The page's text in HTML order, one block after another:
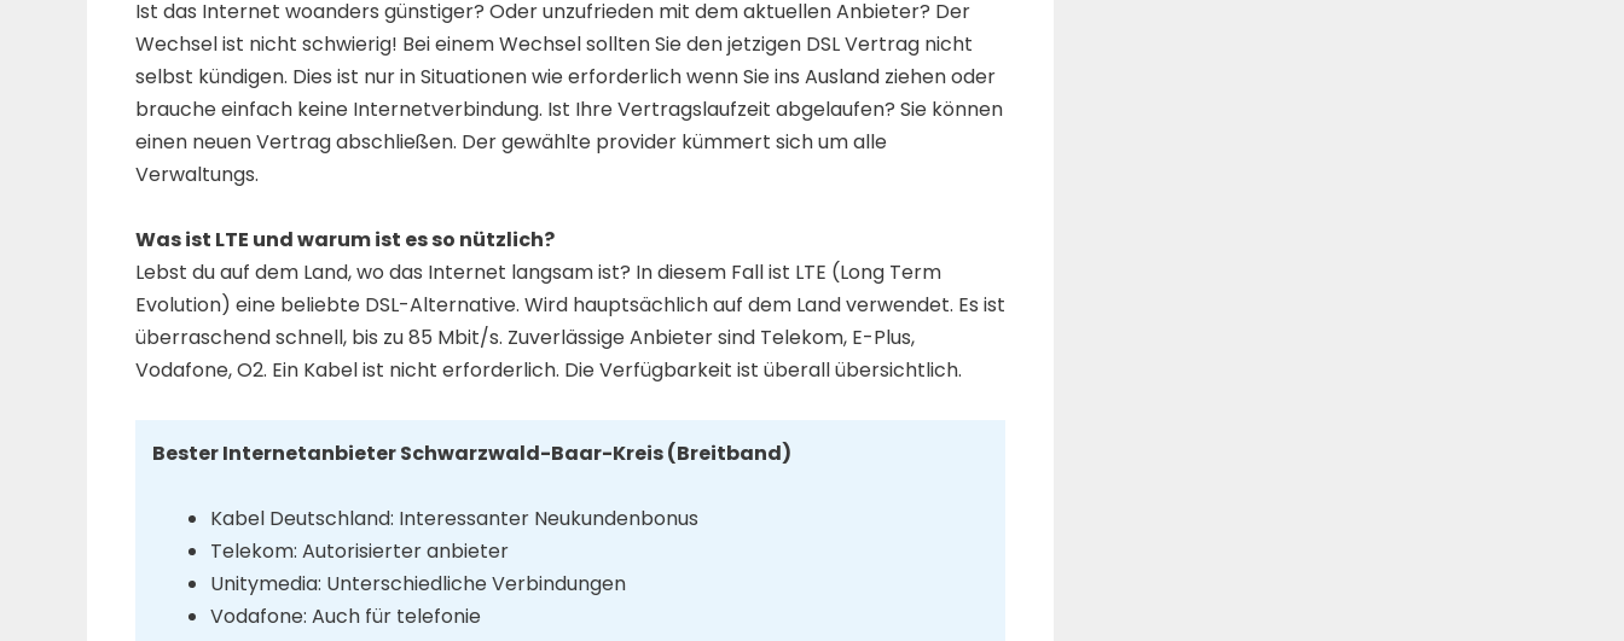
Ist das Internet woanders günstiger? Oder unzufrieden mit dem aktuellen Anbieter? Der
Wechsel ist nicht schwierig! Bei einem Wechsel sollten Sie den jetzigen DSL Vertrag nicht
selbst kündigen. Dies ist nur in Situationen wie erforderlich wenn Sie ins Ausland ziehen oder
brauche einfach keine Internetverbindung. Ist Ihre Vertragslaufzeit abgelaufen? Sie können
einen neuen Vertrag abschließen. Der gewählte provider kümmert sich um alle
Verwaltungs.
Was ist LTE und warum ist es so nützlich?
Lebst du auf dem Land, wo das Internet langsam ist? In diesem Fall ist LTE (Long Term
Evolution) eine beliebte DSL-Alternative. Wird hauptsächlich auf dem Land verwendet. Es ist
überraschend schnell, bis zu 85 Mbit/s. Zuverlässige Anbieter sind Telekom, E-Plus,
Vodafone, O2. Ein Kabel ist nicht erforderlich. Die Verfügbarkeit ist überall übersichtlich.
Bester Internetanbieter Schwarzwald-Baar-Kreis (Breitband)
Kabel Deutschland: Interessanter Neukundenbonus
Telekom: Autorisierter anbieter
Unitymedia: Unterschiedliche Verbindungen
Vodafone: Auch für telefonie